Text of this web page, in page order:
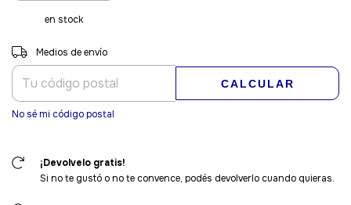
en stock
Entregas para el CP:
Medios de envío
CALCULAR
No sé mi código postal
¡Devolvelo gratis!
Si no te gustó o no te convence, podés devolverlo cuando quieras.